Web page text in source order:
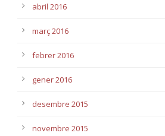
abril 2016
març 2016
febrer 2016
gener 2016
desembre 2015
novembre 2015